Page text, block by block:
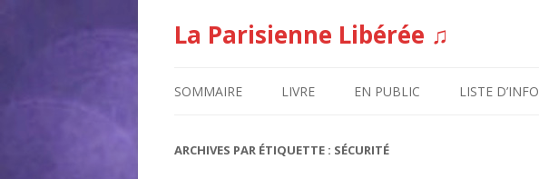
La Parisienne Libérée ♫
SOMMAIRE LIVRE EN PUBLIC LISTE D’INFO
ARCHIVES PAR ÉTIQUETTE : SÉCURITÉ